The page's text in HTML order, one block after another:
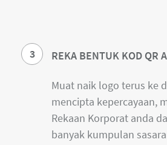
3 REKA BENTUK KOD QR
Muat naik logo terus ke
mencipta kepercayaan,
Rekaan Korporat anda
banyak kumpulan